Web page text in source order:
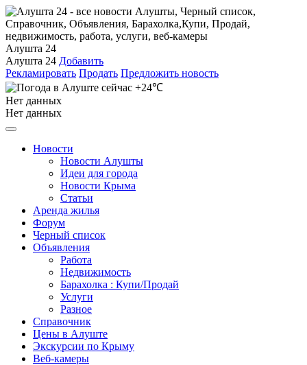
Алушта 24
Алушта 24 Добавить
Рекламировать Продать Предложить новость
+24℃
Нет данных
Нет данных
Новости
Новости Алушты
Идеи для города
Новости Крыма
Статьи
Аренда жилья
Форум
Черный список
Объявления
Работа
Недвижимость
Барахолка : Купи/Продай
Услуги
Разное
Справочник
Цены в Алуште
Экскурсии по Крыму
Веб-камеры